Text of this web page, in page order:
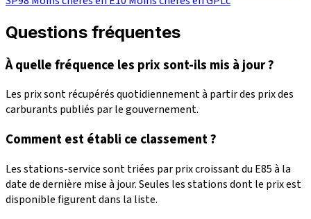
Questions fréquentes
À quelle fréquence les prix sont-ils mis à jour ?
Les prix sont récupérés quotidiennement à partir des prix des
carburants publiés par le gouvernement.
Comment est établi ce classement ?
Les stations-service sont triées par prix croissant du E85 à la
date de dernière mise à jour. Seules les stations dont le prix est
disponible figurent dans la liste.